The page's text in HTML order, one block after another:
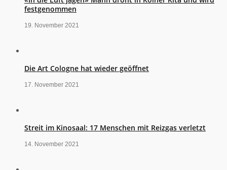
festgenommen
19. November 2021
Die Art Cologne hat wieder geöffnet
17. November 2021
Streit im Kinosaal: 17 Menschen mit Reizgas verletzt
14. November 2021